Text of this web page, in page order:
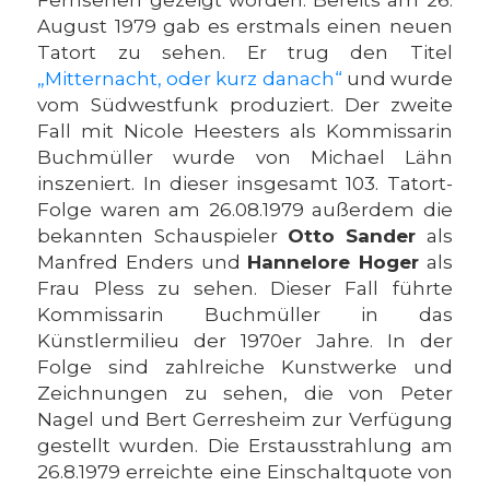
August 1979 gab es erstmals einen neuen
Tatort zu sehen. Er trug den Titel
„Mitternacht, oder kurz danach“ und wurde
vom Südwestfunk produziert. Der zweite
Fall mit Nicole Heesters als Kommissarin
Buchmüller wurde von Michael Lähn
inszeniert. In dieser insgesamt 103. Tatort-
Folge waren am 26.08.1979 außerdem die
bekannten Schauspieler Otto Sander als
Manfred Enders und Hannelore Hogerals
Frau Pless zu sehen. Dieser Fall führte
Kommissarin Buchmüller in das
Künstlermilieu der 1970er Jahre. In der
Folge sind zahlreiche Kunstwerke und
Zeichnungen zu sehen, die von Peter
Nagel und Bert Gerresheim zur Verfügung
gestellt wurden. Die Erstausstrahlung am
26.8.1979 erreichte eine Einschaltquote von